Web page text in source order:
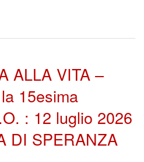
ALLA VITA –
15esima
: 12 luglio 2026
DI SPERANZA